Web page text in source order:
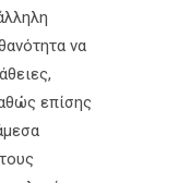
να
επίσης